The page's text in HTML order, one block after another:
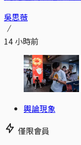
吳思薇
14 小時前
輿論現象
僅限會員